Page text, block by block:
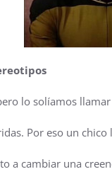
lo solíamos llamar
Por eso un
a cambiar una